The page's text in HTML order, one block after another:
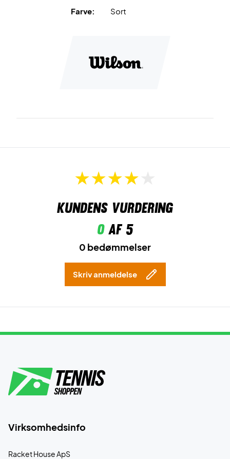
Farve:
Sort
Kundens vurdering
0af 5
0 bedømmelser
Skriv anmeldelse
Virksomhedsinfo
Racket House ApS